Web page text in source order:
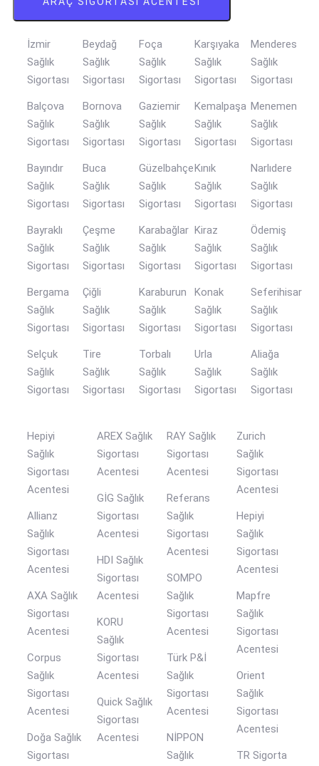
İzmir
Sağlık
Sigortası
Balçova
Sağlık
Sigortası
Bayındır
Sağlık
Sigortası
Bayraklı
Sağlık
Sigortası
Bergama
Sağlık
Sigortası
Selçuk
Sağlık
Sigortası
Beydağ
Sağlık
Sigortası
Bornova
Sağlık
Sigortası
Buca
Sağlık
Sigortası
Çeşme
Sağlık
Sigortası
Çiğli
Sağlık
Sigortası
Tire
Sağlık
Sigortası
Foça
Sağlık
Sigortası
Gaziemir
Sağlık
Sigortası
Güzelbahçe
Sağlık
Sigortası
Karabağlar
Sağlık
Sigortası
Karaburun
Sağlık
Sigortası
Torbalı
Sağlık
Sigortası
Karşıyaka
Sağlık
Sigortası
Kemalpaşa
Sağlık
Sigortası
Kınık
Sağlık
Sigortası
Kiraz
Sağlık
Sigortası
Konak
Sağlık
Sigortası
Urla
Sağlık
Sigortası
Menderes
Sağlık
Sigortası
Menemen
Sağlık
Sigortası
Narlıdere
Sağlık
Sigortası
Ödemiş
Sağlık
Sigortası
Seferihisar
Sağlık
Sigortası
Aliağa
Sağlık
Sigortası
Hepiyi
Sağlık
Sigortası
Acentesi
Allianz
Sağlık
Sigortası
Acentesi
AXA Sağlık
Sigortası
Acentesi
Corpus
Sağlık
Sigortası
Acentesi
Doğa Sağlık
Sigortası
AREX Sağlık
Sigortası
Acentesi
GİG Sağlık
Sigortası
Acentesi
HDI Sağlık
Sigortası
Acentesi
KORU
Sağlık
Sigortası
Acentesi
Quick Sağlık
Sigortası
Acentesi
RAY Sağlık
Sigortası
Acentesi
Referans
Sağlık
Sigortası
Acentesi
SOMPO
Sağlık
Sigortası
Acentesi
Türk P&İ
Sağlık
Sigortası
Acentesi
NİPPON
Sağlık
Zurich
Sağlık
Sigortası
Acentesi
Hepiyi
Sağlık
Sigortası
Acentesi
Mapfre
Sağlık
Sigortası
Acentesi
Orient
Sağlık
Sigortası
Acentesi
TR Sigorta